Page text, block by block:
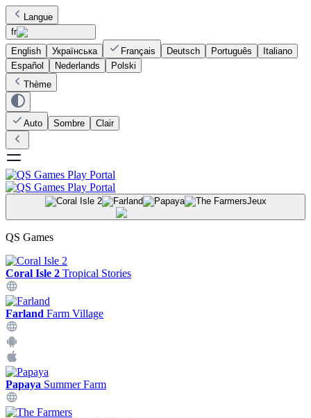
Langue
fr
English
Українська Français Deutsch Português
Italiano
Español
Nederlands
Polski
Thème
Auto Sombre Clair
Jeux
QS Games
Coral Isle 2 Tropical Stories
Farland Farm Village
Papaya Summer Farm